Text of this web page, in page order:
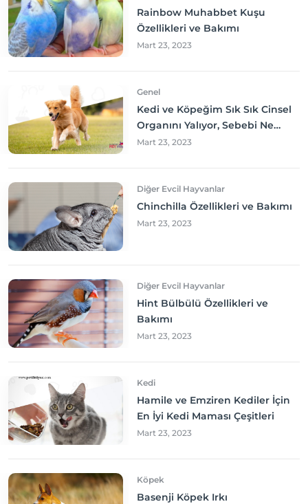
Rainbow Muhabbet Kuşu
Özellikleri ve Bakımı
Mart 23, 2023
Genel
Kedi ve Köpeğim Sık Sık Cinsel
Organını Yalıyor, Sebebi Ne
Olabilir? Neler yapmalıyım?
Mart 23, 2023
Diğer Evcil Hayvanlar
Chinchilla Özellikleri ve Bakımı
Mart 23, 2023
Diğer Evcil Hayvanlar
Hint Bülbülü Özellikleri ve
Bakımı
Mart 23, 2023
Kedi
Hamile ve Emziren Kediler İçin
En İyi Kedi Maması Çeşitleri
Mart 23, 2023
Köpek
Basenji Köpek Irkı